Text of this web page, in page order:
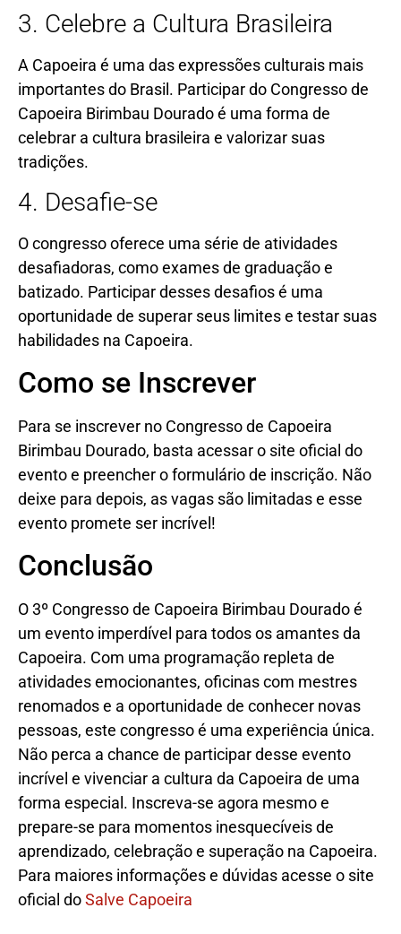
3. Celebre a Cultura Brasileira
A Capoeira é uma das expressões culturais mais
importantes do Brasil. Participar do Congresso de
Capoeira Birimbau Dourado é uma forma de
celebrar a cultura brasileira e valorizar suas
tradições.
4. Desafie-se
O congresso oferece uma série de atividades
desafiadoras, como exames de graduação e
batizado. Participar desses desafios é uma
oportunidade de superar seus limites e testar suas
habilidades na Capoeira.
Como se Inscrever
Para se inscrever no Congresso de Capoeira
Birimbau Dourado, basta acessar o site oficial do
evento e preencher o formulário de inscrição. Não
deixe para depois, as vagas são limitadas e esse
evento promete ser incrível!
Conclusão
O 3º Congresso de Capoeira Birimbau Dourado é
um evento imperdível para todos os amantes da
Capoeira. Com uma programação repleta de
atividades emocionantes, oficinas com mestres
renomados e a oportunidade de conhecer novas
pessoas, este congresso é uma experiência única.
Não perca a chance de participar desse evento
incrível e vivenciar a cultura da Capoeira de uma
forma especial. Inscreva-se agora mesmo e
prepare-se para momentos inesquecíveis de
aprendizado, celebração e superação na Capoeira.
Para maiores informações e dúvidas acesse o site
oficial doSalve Capoeira